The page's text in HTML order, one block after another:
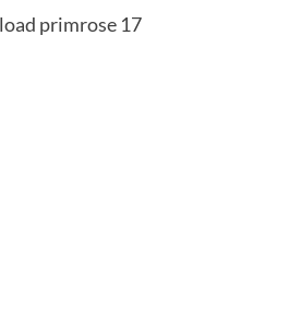
primrose 17